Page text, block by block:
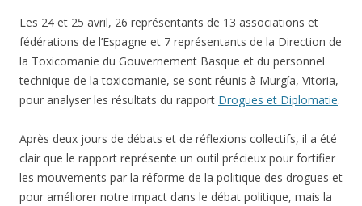
Les 24 et 25 avril, 26 représentants de 13 associations et
fédérations de l’Espagne et 7 représentants de la Direction de
la Toxicomanie du Gouvernement Basque et du personnel
technique de la toxicomanie, se sont réunis à Murgía, Vitoria,
pour analyser les résultats du rapport Drogues et Diplomatie.
Après deux jours de débats et de réflexions collectifs, il a été
clair que le rapport représente un outil précieux pour fortifier
les mouvements par la réforme de la politique des drogues et
pour améliorer notre impact dans le débat politique, mais la